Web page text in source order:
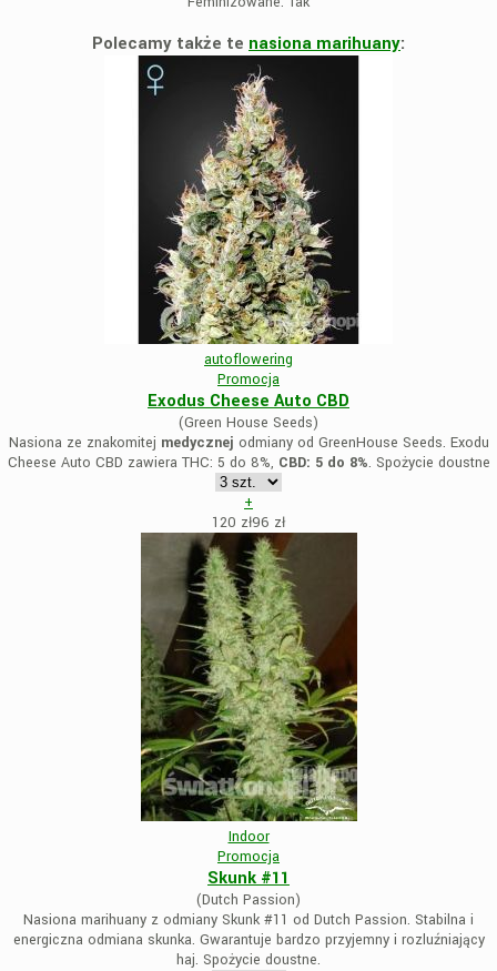
Polecamy także te nasiona marihuany:
autoflowering
Promocja
Exodus Cheese Auto CBD
(Green House Seeds)
Nasiona ze znakomitej medycznej odmiany od GreenHouse Seeds. Exodu
Cheese Auto CBD zawiera THC: 5 do 8%, CBD: 5 do 8%. Spożycie doustne
+
120 zł96 zł
Indoor
Promocja
Skunk #11
(Dutch Passion)
Nasiona marihuany z odmiany Skunk #11 od Dutch Passion. Stabilna i
energiczna odmiana skunka. Gwarantuje bardzo przyjemny i rozluźniający
haj. Spożycie doustne.